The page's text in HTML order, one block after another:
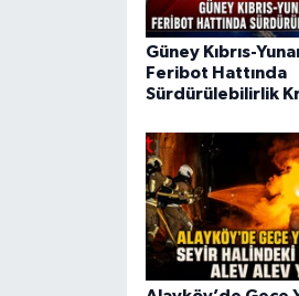
Güney Kıbrıs-
Feribot Hattında
Sürdürülebilirlik